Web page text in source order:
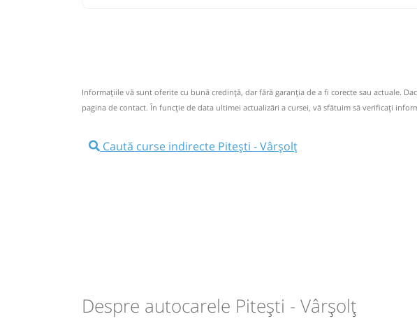
Reducerile pentru studenti si elevi se acorda numai pe
trasee interjudetene. Localitatea de plecare trebuie sa fie
Nu a circulat?Semnalați aici(38 comentarii
01:00 +1 ziVârșolț Statie Varsolt
Informaţiile vă sunt oferite cu bună credinţă, dar fără garanţia de a fi corecte sau actuale.
pagina de contact. În funcție de data ultimei actualizări a cursei, vă sfătuim să verificaţi
Caută curse indirecte Pitești - Vârșolț
Despre autocarele Pitești - Vârșolț